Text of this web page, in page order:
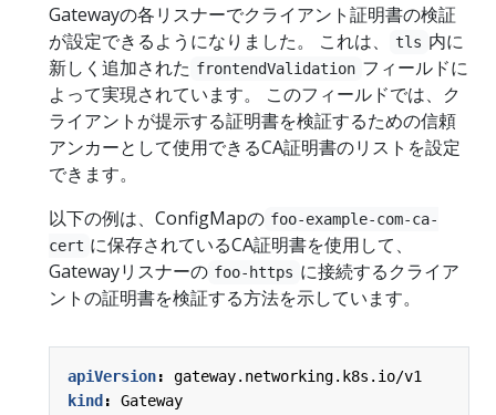
Gatewayの各リスナーでクライアント証明書の検証
が設定できるようになりました。 これは、
tls 内に
新しく追加された frontendValidation フィールドに
よって実現されています。 このフィールドでは、ク
ライアントが提示する証明書を検証するための信頼
アンカーとして使用できるCA証明書のリストを設定
できます。
以下の例は、ConfigMapの foo-example-com-ca-
cert に保存されているCA証明書を使用して、
Gatewayリスナーの foo-https に接続するクライア
ントの証明書を検証する方法を示しています。
apiVersion:
gateway.networking.k8s.io/v1
kind :
Gateway